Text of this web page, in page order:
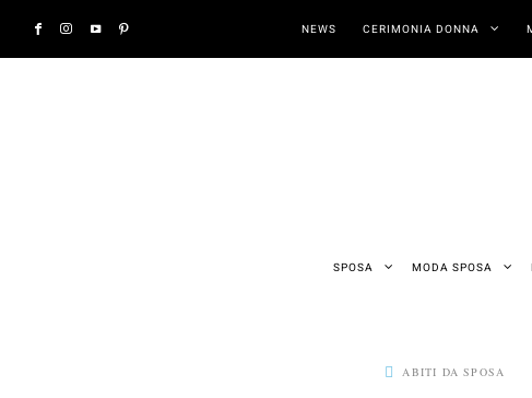
NEWS CERIMONIA DONNA
SPOSA MODA SPOSA
ABITI DA SPOSA